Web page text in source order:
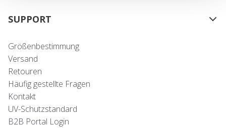
SUPPORT
Größenbestimmung
Versand
Retouren
Häufig gestellte Fragen
Kontakt
UV-Schutzstandard
B2B Portal Login